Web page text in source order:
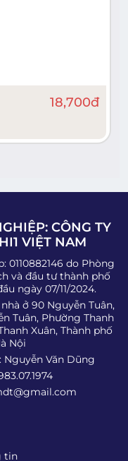
18,700đ
CÔNG TY
VIỆT NAM
0110882146 do Phòng
và đầu tư thành phố
ngày 07/11/2024.
ở 90 Nguyễn Tuân,
Tuân, Phường Thanh
Xuân, Thành phố
Nội
Văn Dũng
tin